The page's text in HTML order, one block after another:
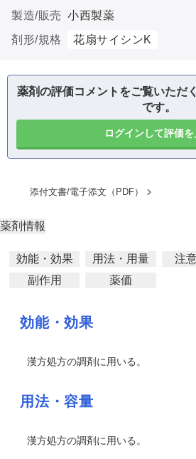
製造/販売 小西製薬
剤形/規格
花扇サイシンK
薬剤の評価コメントをご覧いただ
です。
ログインして評価を
添付文書/電子添文（PDF）
薬剤情報
効能・効果 用法・用量 注
副作用
薬価
効能・効果
漢方処方の調剤に用いる。
用法・容量
漢方処方の調剤に用いる。